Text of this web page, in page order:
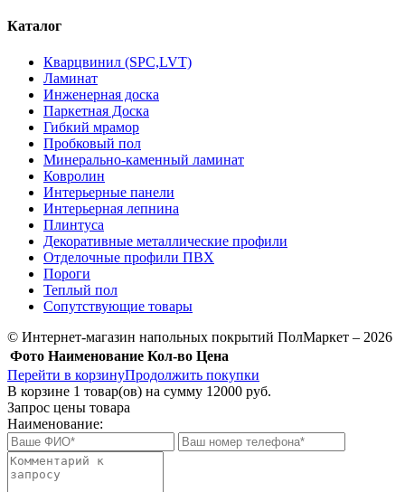
Каталог
Кварцвинил (SPC,LVT)
Ламинат
Инженерная доска
Паркетная Доска
Гибкий мрамор
Пробковый пол
Минерально-каменный ламинат
Ковролин
Интерьерные панели
Интерьерная лепнина
Плинтуса
Декоративные металлические профили
Отделочные профили ПВХ
Пороги
Теплый пол
Сопутствующие товары
© Интернет-магазин напольных покрытий ПолМаркет – 2026
Фото Наименование Кол-во Цена
Перейти в корзинуПродолжить покупки
В корзине 1 товар(ов) на сумму 12000 руб.
Запрос цены товара
Наименование: